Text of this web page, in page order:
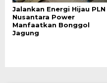
Jalankan Energi Hijau PLN
Nusantara Power
Manfaatkan Bonggol
Jagung